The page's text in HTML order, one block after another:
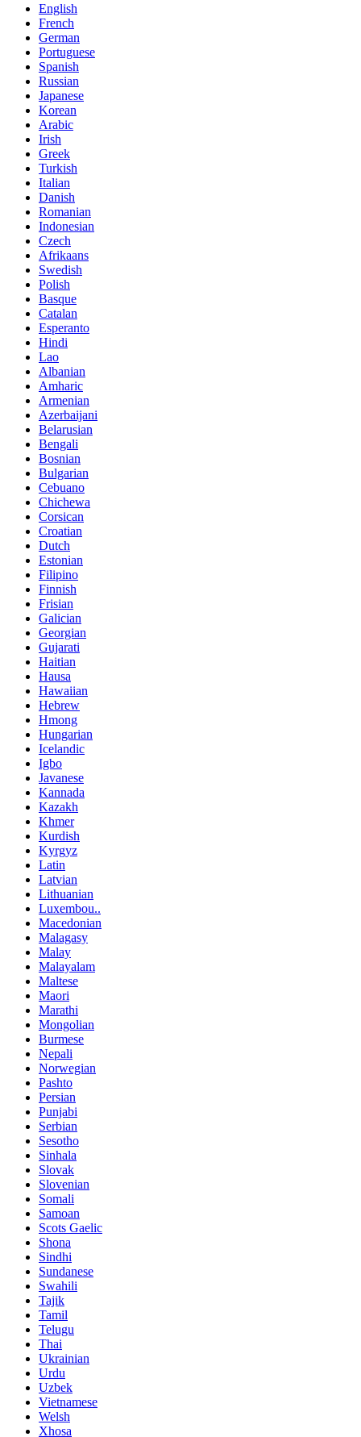
English
French
German
Portuguese
Spanish
Russian
Japanese
Korean
Arabic
Irish
Greek
Turkish
Italian
Danish
Romanian
Indonesian
Czech
Afrikaans
Swedish
Polish
Basque
Catalan
Esperanto
Hindi
Lao
Albanian
Amharic
Armenian
Azerbaijani
Belarusian
Bengali
Bosnian
Bulgarian
Cebuano
Chichewa
Corsican
Croatian
Dutch
Estonian
Filipino
Finnish
Frisian
Galician
Georgian
Gujarati
Haitian
Hausa
Hawaiian
Hebrew
Hmong
Hungarian
Icelandic
Igbo
Javanese
Kannada
Kazakh
Khmer
Kurdish
Kyrgyz
Latin
Latvian
Lithuanian
Luxembou..
Macedonian
Malagasy
Malay
Malayalam
Maltese
Maori
Marathi
Mongolian
Burmese
Nepali
Norwegian
Pashto
Persian
Punjabi
Serbian
Sesotho
Sinhala
Slovak
Slovenian
Somali
Samoan
Scots Gaelic
Shona
Sindhi
Sundanese
Swahili
Tajik
Tamil
Telugu
Thai
Ukrainian
Urdu
Uzbek
Vietnamese
Welsh
Xhosa